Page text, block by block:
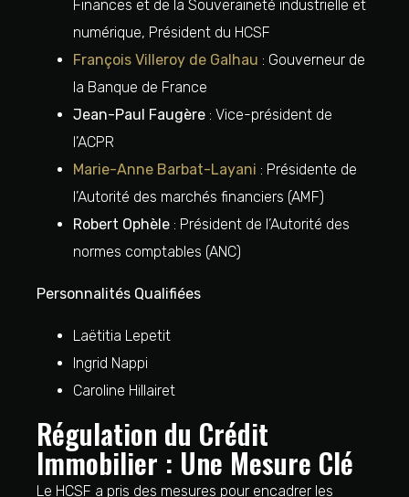
Finances et de la Souveraineté industrielle et
numérique, Président du HCSF
François Villeroy de Galhau : Gouverneur de
la Banque de France
Jean-Paul Faugère : Vice-président de
l’ACPR
Marie-Anne Barbat-Layani : Présidente de
l’Autorité des marchés financiers (AMF)
Robert Ophèle : Président de l’Autorité des
normes comptables (ANC)
Personnalités Qualifiées
Laëtitia Lepetit
Ingrid Nappi
Caroline Hillairet
Régulation du Crédit
Immobilier : Une Mesure Clé
Le HCSF a pris des mesures pour encadrer les